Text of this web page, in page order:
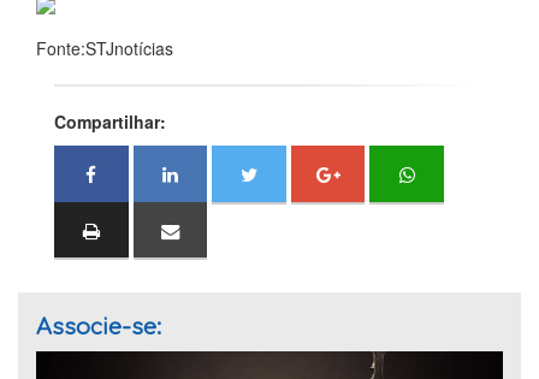
Fonte:STJnotícias
Compartilhar:
Associe-se: